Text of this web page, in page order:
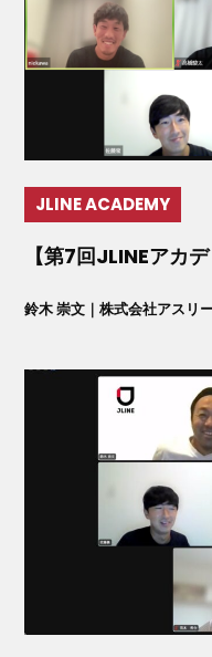
JLINE ACADEMY
【第7回JLINEアカ
鈴木 崇文｜株式会社アスリ